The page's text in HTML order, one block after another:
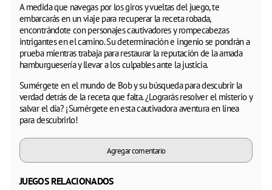
A medida que navegas por los giros y vueltas del juego, te
embarcarás en un viaje para recuperar la receta robada,
encontrándote con personajes cautivadores y rompecabezas
intrigantes en el camino. Su determinación e ingenio se pondrán a
prueba mientras trabaja para restaurar la reputación de la amada
hamburguesería y llevar a los culpables ante la justicia.
Sumérgete en el mundo de Bob y su búsqueda para descubrir la
verdad detrás de la receta que falta. ¿Lograrás resolver el misterio y
salvar el día? ¡Sumérgete en esta cautivadora aventura en línea
para descubrirlo!
Agregar comentario
JUEGOS RELACIONADOS